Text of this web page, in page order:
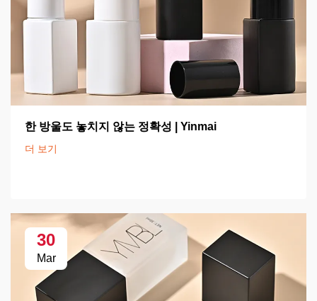
한 방울도 놓치지 않는 정확성 | Yinmai
더 보기
30
Mar